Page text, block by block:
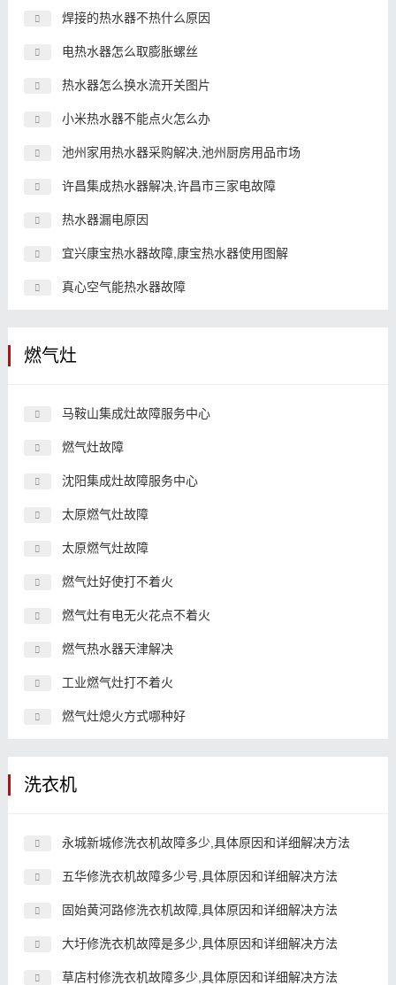
焊接的热水器不热什么原因
电热水器怎么取膨胀螺丝
热水器怎么换水流开关图片
小米热水器不能点火怎么办
池州家用热水器采购解决,池州厨房用品市场
许昌集成热水器解决,许昌市三家电故障
热水器漏电原因
宜兴康宝热水器故障,康宝热水器使用图解
真心空气能热水器故障
燃气灶
马鞍山集成灶故障服务中心
燃气灶故障
沈阳集成灶故障服务中心
太原燃气灶故障
太原燃气灶故障
燃气灶好使打不着火
燃气灶有电无火花点不着火
燃气热水器天津解决
工业燃气灶打不着火
燃气灶熄火方式哪种好
洗衣机
永城新城修洗衣机故障多少,具体原因和详细解决方法
五华修洗衣机故障多少号,具体原因和详细解决方法
固始黄河路修洗衣机故障,具体原因和详细解决方法
大圩修洗衣机故障是多少,具体原因和详细解决方法
草店村修洗衣机故障多少,具体原因和详细解决方法